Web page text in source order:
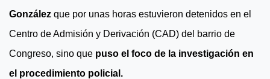
González que por unas horas estuvieron detenidos en el
Centro de Admisión y Derivación (CAD) del barrio de
Congreso, sino que puso el foco de la investigación en
el procedimiento policial.